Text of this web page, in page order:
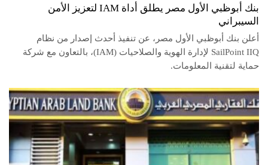
بنك أبوظبي الأول مصر يطلق أداة IAM لتعزيز الأمن
السيبراني
أعلن بنك أبوظبي الأول مصر، عن تنفيذ أحدث إصدار من نظام
SailPoint IIQ لإدارة الهوية والصلاحيات (IAM)، بالتعاون مع شركة
حماية لتقنية المعلومات.